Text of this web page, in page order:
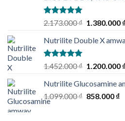
Rated5.00
2.173.000₫ Original
was:
1.380.000
Nutrilite Double X
Rated5.00
1.452.000₫ Original
was:
1.452.000 ₫.
1.200.000
Nutrilite Glucosamine
1.099.000₫ Original
858.000 ₫